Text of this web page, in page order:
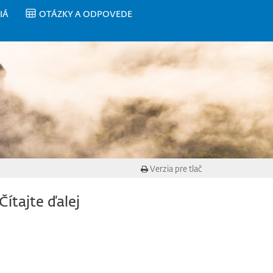
OTÁZKY A ODPOVEDE
Verzia pre tlač
ďalej